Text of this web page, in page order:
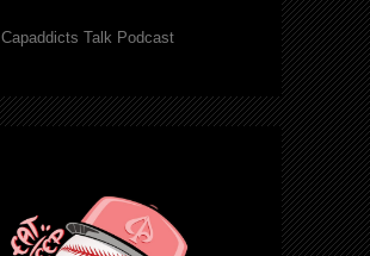
Capaddicts Talk Podcast